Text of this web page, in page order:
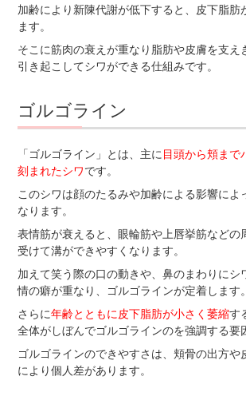
加齢により新陳代謝が低下すると、皮下脂肪
ます。
そこに筋肉の衰えが重なり脂肪や皮膚を支え
引き起こしてシワができる仕組みです。
ゴルゴライン
「ゴルゴライン」とは、主に 目頭から頬まで
刻まれたシワです。
このシワは顔のたるみや加齢による影響によ
なります。
表情筋が衰えると、眼輪筋や上唇挙筋などの
受けて溝ができやすくなります。
加えて笑う際の口の動きや、鼻のまわりにシ
情の癖が重なり、ゴルゴラインが定着します。
さらに年齢とともに皮下脂肪が小さく萎縮す
全体がしぼんでゴルゴラインのを強調する要
ゴルゴラインのできやすさは、頬骨の出方や
により個人差があります。